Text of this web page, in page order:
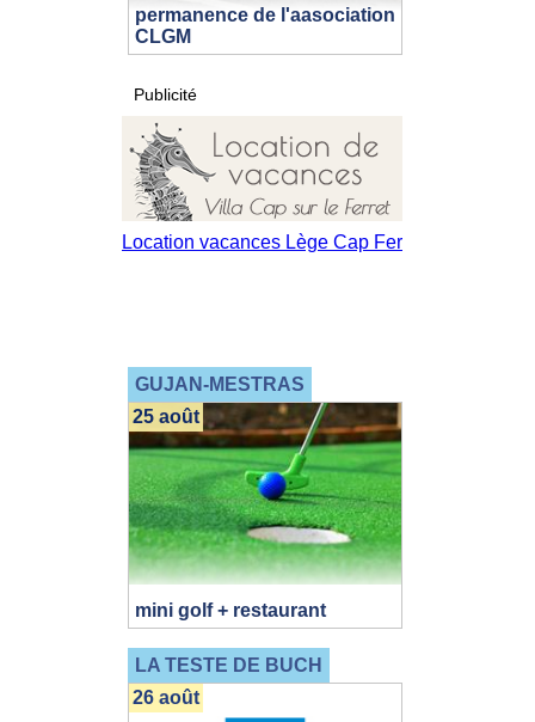
permanence de l'aasociation
CLGM
Publicité
GUJAN-MESTRAS
mini golf + restaurant
25 août
LA TESTE DE BUCH
26 août